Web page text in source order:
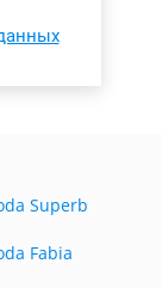
Superb
Fabia